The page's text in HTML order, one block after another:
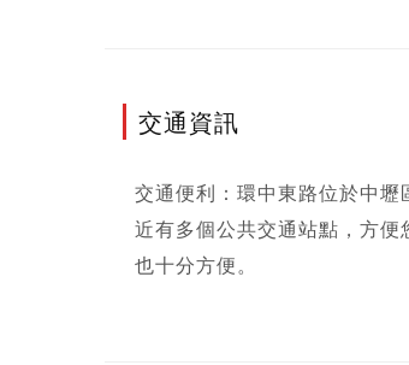
交通資訊
交通便利：環中東路位於中
近有多個公共交通站點，方
也十分方便。